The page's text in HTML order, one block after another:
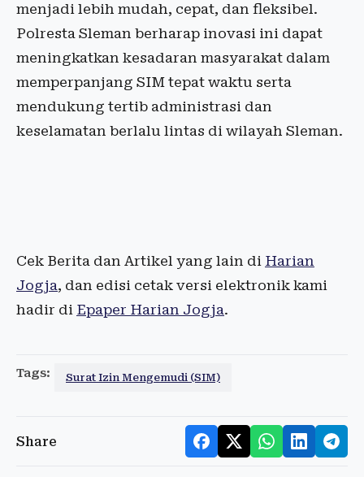
menjadi lebih mudah, cepat, dan fleksibel.
Polresta Sleman berharap inovasi ini dapat
meningkatkan kesadaran masyarakat dalam
memperpanjang SIM tepat waktu serta
mendukung tertib administrasi dan
keselamatan berlalu lintas di wilayah Sleman.
Cek Berita dan Artikel yang lain di Harian
Jogja, dan edisi cetak versi elektronik kami
hadir di Epaper Harian Jogja.
Tags: Surat Izin Mengemudi (SIM)
Share